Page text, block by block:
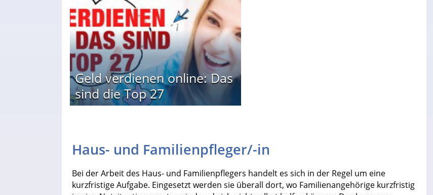
Geld verdienen online: Das
sind die Top 27
Haus- und Familienpfleger/-in
Bei der Arbeit des Haus- und Familienpflegers handelt es sich in der Regel um eine
kurzfristige Aufgabe. Eingesetzt werden sie überall dort, wo Familienangehörige kurzfristig